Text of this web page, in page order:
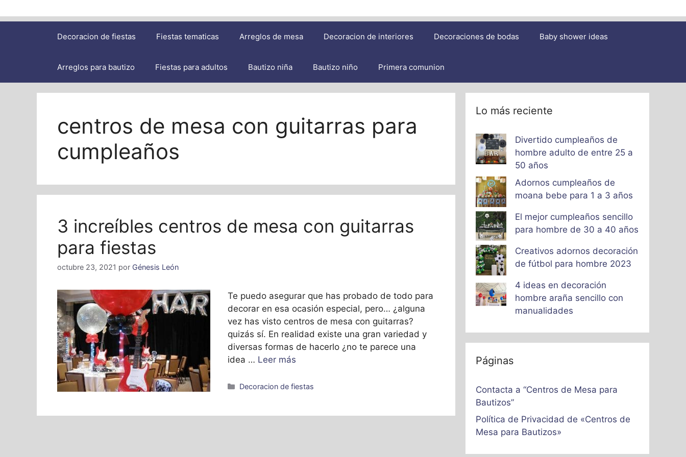
Decoracion de fiestas Fiestas tematicas Arreglos de mesa Decoracion de interiores Decoraciones de bodas Baby shower ideas
Arreglos para bautizo Fiestas para adultos Bautizo niña Bautizo niño Primera comunion
centros de mesa con guitarras para
cumpleaños
3 increíbles centros de mesa con guitarras
para fiestas
octubre 23, 2021 por Génesis León
Te puedo asegurar que has probado de todo para
decorar en esa ocasión especial, pero… ¿alguna
vez has visto centros de mesa con guitarras?
quizás sí. En realidad existe una gran variedad y
diversas formas de hacerlo ¿no te parece una
idea … Leer más
Categorías
Decoracion de fiestas
Lo más reciente
Divertido cumpleaños de
hombre adulto de entre 25 a
50 años
Adornos cumpleaños de
moana bebe para 1 a 3 años
El mejor cumpleaños sencillo
para hombre de 30 a 40 años
Creativos adornos decoración
de fútbol para hombre 2023
4 ideas en decoración
hombre araña sencillo con
manualidades
Páginas
Contacta a “Centros de Mesa para
Bautizos”
Política de Privacidad de «Centros de
Mesa para Bautizos»